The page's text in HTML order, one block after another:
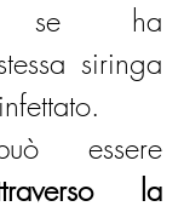
se ha
siringa
essere
la